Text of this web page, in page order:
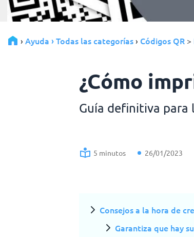
› Ayuda › Todas las categorías › Códigos QR >
¿Cómo
Guía definitiva para
5 minutos 26/01/2023
Consejos a la hora de
Garantiza que hay